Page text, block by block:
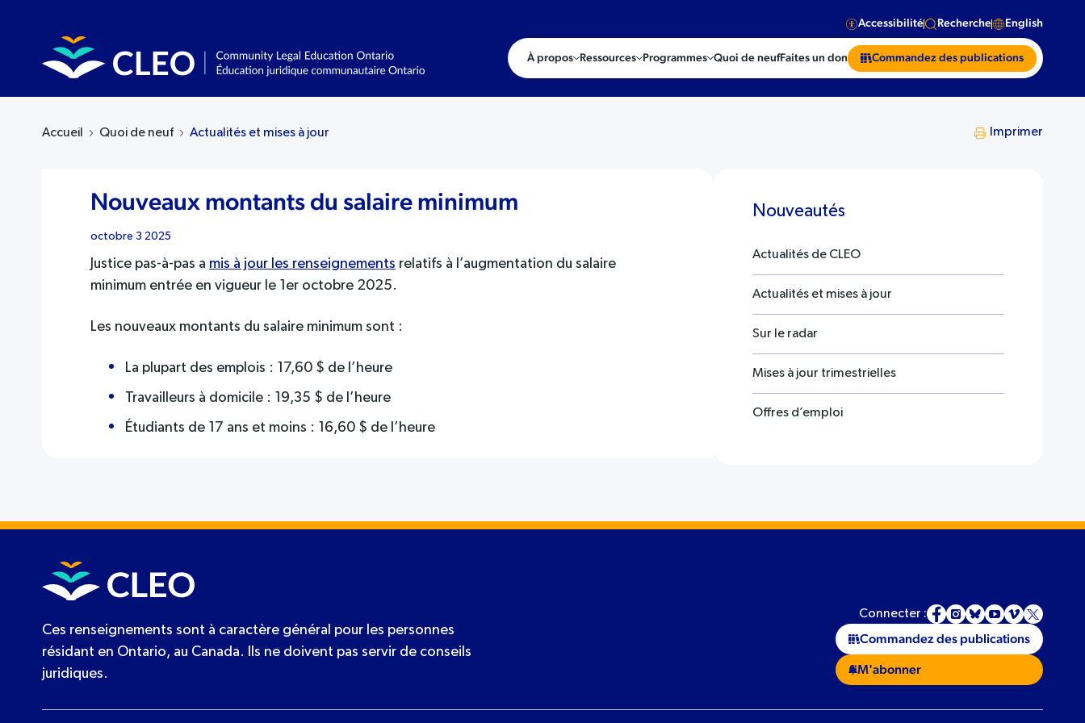
Accessibilité Recherche English
À propos Ressources Programmes Quoi de neufFaites un don Commandez des publications
Accueil Quoi de neuf Actualités et mises à jour Imprimer
Nouveaux montants du salaire minimum
octobre 3 2025
Justice pas-à-pas a mis à jour les renseignements relatifs à l’augmentation du salaire
minimum entrée en vigueur le 1er octobre 2025.
Les nouveaux montants du salaire minimum sont :
La plupart des emplois : 17,60 $ de l’heure
Travailleurs à domicile : 19,35 $ de l’heure
Étudiants de 17 ans et moins : 16,60 $ de l’heure
Nouveautés
Actualités de CLEO
Actualités et mises à jour
Sur le radar
Mises à jour trimestrielles
Offres d’emploi
Ces renseignements sont à caractère général pour les personnes
résidant en Ontario, au Canada. Ils ne doivent pas servir de conseils
juridiques.
Commandez des publications
M'abonner
Connecter :